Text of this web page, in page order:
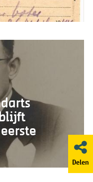
Delen
blijft